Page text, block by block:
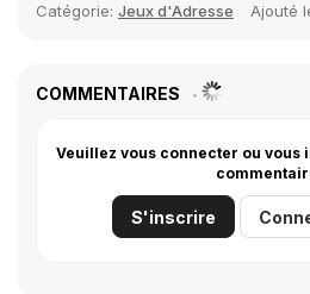
Catégorie: Jeux d'Adresse Ajouté
COMMENTAIRES
Veuillez vous connecter ou vous
S'inscrire